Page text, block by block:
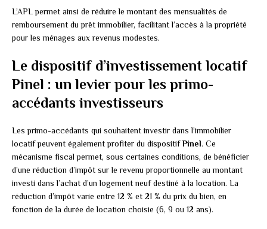
L’APL permet ainsi de réduire le montant des mensualités de
remboursement du prêt immobilier, facilitant l’accès à la propriété
pour les ménages aux revenus modestes.
Le dispositif d’investissement locatif
Pinel : un levier pour les primo-
accédants investisseurs
Les primo-accédants qui souhaitent investir dans l’immobilier
locatif peuvent également profiter du dispositifPinel. Ce
mécanisme fiscal permet, sous certaines conditions, de bénéficier
d’une réduction d’impôt sur le revenu proportionnelle au montant
investi dans l’achat d’un logement neuf destiné à la location. La
réduction d’impôt varie entre 12 % et 21 % du prix du bien, en
fonction de la durée de location choisie (6, 9 ou 12 ans).